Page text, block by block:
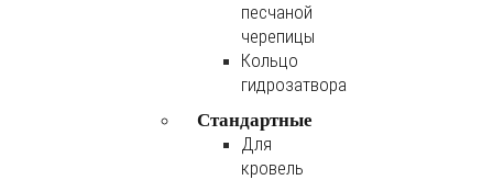
песчаной
черепицы
Кольцо
гидрозатвора
Стандартные
Для
кровель